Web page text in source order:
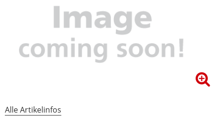
Alle Artikelinfos